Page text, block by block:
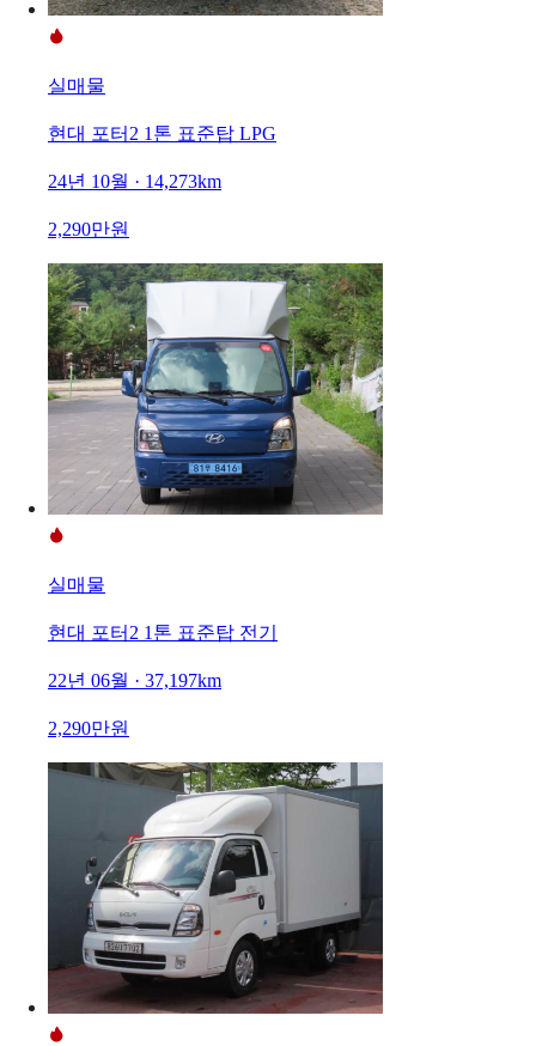
실매물
현대 포터2 1톤 표준탑 LPG
24년 10월 · 14,273km
2,290만원
실매물
현대 포터2 1톤 표준탑 전기
22년 06월 · 37,197km
2,290만원